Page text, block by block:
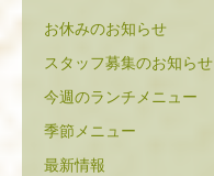
お休みのお知らせ
スタッフ募集のお知らせ
今週のランチメニュー
季節メニュー
最新情報